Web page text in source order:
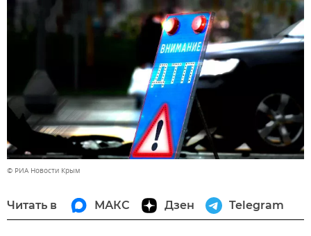
© РИА Новости Крым
Читать в МАКС Дзен Telegram